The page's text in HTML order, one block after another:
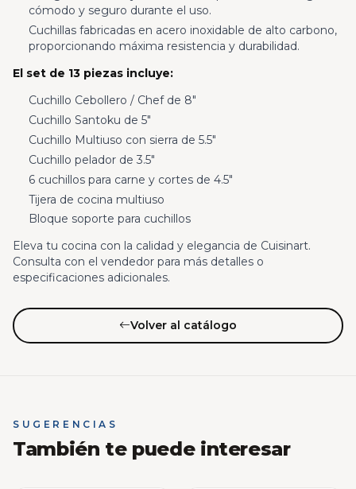
cómodo y seguro durante el uso.
Cuchillas fabricadas en acero inoxidable de alto carbono,
proporcionando máxima resistencia y durabilidad.
El set de 13 piezas incluye:
Cuchillo Cebollero / Chef de 8"
Cuchillo Santoku de 5"
Cuchillo Multiuso con sierra de 5.5"
Cuchillo pelador de 3.5"
6 cuchillos para carne y cortes de 4.5"
Tijera de cocina multiuso
Bloque soporte para cuchillos
Eleva tu cocina con la calidad y elegancia de Cuisinart.
Consulta con el vendedor para más detalles o
especificaciones adicionales.
Volver al catálogo
SUGERENCIAS
También te puede interesar